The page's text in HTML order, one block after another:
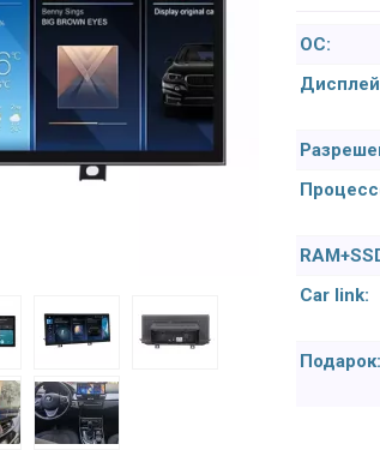
ОС:
Car link:
Подарок: